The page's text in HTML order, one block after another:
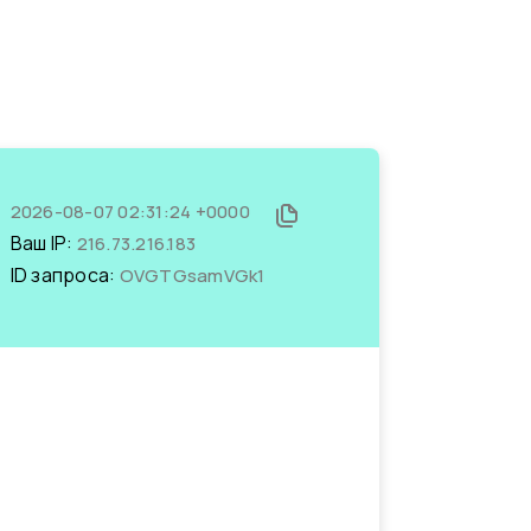
2026-08-07 02:31:24 +0000
Ваш IP: 216.73.216.183
ID запроса: OVGTGsamVGk1